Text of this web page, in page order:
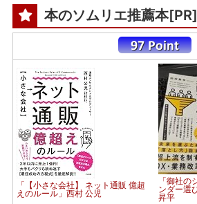
本のソムリエ推薦本[PR]
「【小さな会社】 ネット通販 億超
えのルール」西村 公児
「御社
ンダー選
昇平